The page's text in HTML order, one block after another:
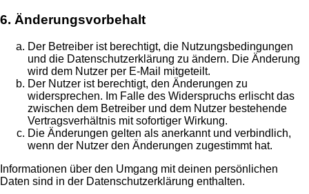
6. Änderungsvorbehalt
Der Betreiber ist berechtigt, die Nutzungsbedingungen
und die Datenschutzerklärung zu ändern. Die Änderung
wird dem Nutzer per E-Mail mitgeteilt.
Der Nutzer ist berechtigt, den Änderungen zu
widersprechen. Im Falle des Widerspruchs erlischt das
zwischen dem Betreiber und dem Nutzer bestehende
Vertragsverhältnis mit sofortiger Wirkung.
Die Änderungen gelten als anerkannt und verbindlich,
wenn der Nutzer den Änderungen zugestimmt hat.
Informationen über den Umgang mit deinen persönlichen
Daten sind in der Datenschutzerklärung enthalten.